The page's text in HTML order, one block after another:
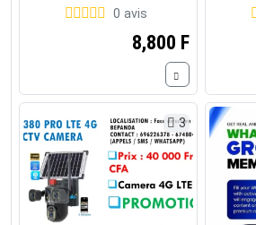
0 avis
8,800 F
3